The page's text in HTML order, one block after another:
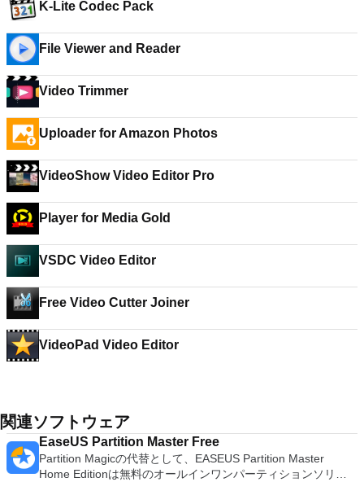
K-Lite Codec Pack
File Viewer and Reader
Video Trimmer
Uploader for Amazon Photos
VideoShow Video Editor Pro
Player for Media Gold
VSDC Video Editor
Free Video Cutter Joiner
VideoPad Video Editor
関連ソフトウェア
EaseUS Partition Master Free
Partition Magicの代替として、EASEUS Partition Master
Home Editionは無料のオールインワンパーティションソリュ